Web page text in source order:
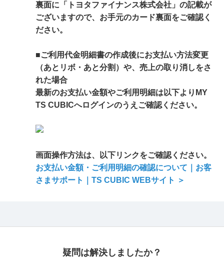
裏面に「トヨタファイナンス株式会社」の記載が
ございますので、お手元のカード裏面をご確認く
ださい。
■ご利用代金明細書の作成後にお支払い方法変更
（あとリボ・あと分割）や、売上の取り消しをさ
れた場合
最新のお支払い金額やご利用明細は以下よりMY
TS CUBICへログインのうえご確認ください。
画面操作方法は、以下リンクをご確認ください。
お支払い金額・ご利用明細の確認について｜お客
さまサポート｜TS CUBIC WEBサイト ＞
疑問は解決しましたか？